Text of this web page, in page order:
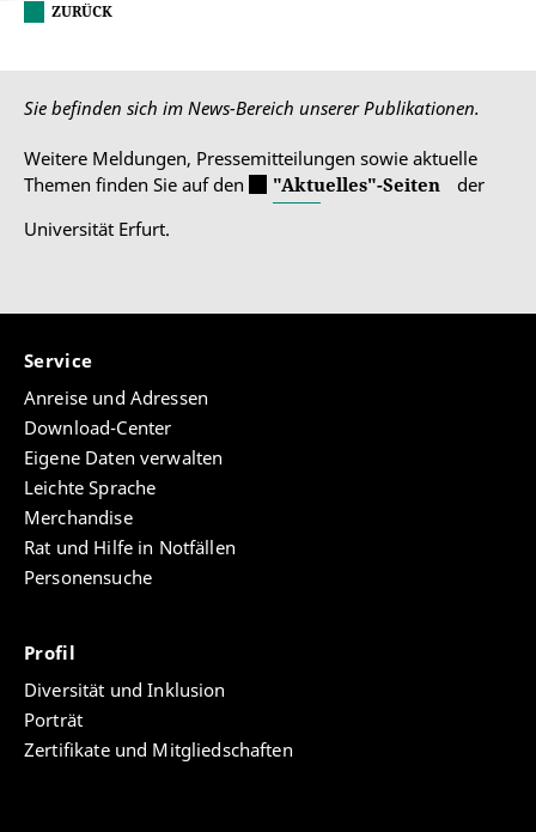
ZURÜCK
Sie befinden sich im News-Bereich unserer Publikationen.
Weitere Meldungen, Pressemitteilungen sowie aktuelle
Themen finden Sie auf den
"Aktuelles"-Seiten
der
Universität Erfurt.
Service
Anreise und Adressen
Download-Center
Eigene Daten verwalten
Leichte Sprache
Merchandise
Rat und Hilfe in Notfällen
Personensuche
Profil
Diversität und Inklusion
Porträt
Zertifikate und Mitgliedschaften